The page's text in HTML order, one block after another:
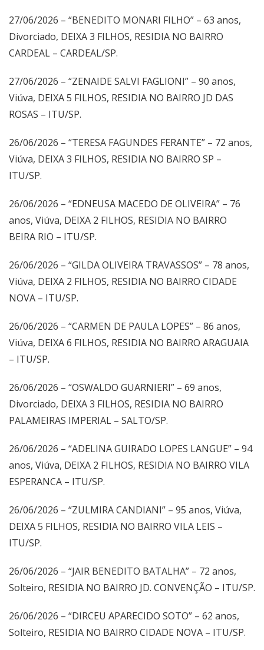
27/06/2026 – “BENEDITO MONARI FILHO” – 63 anos,
Divorciado, DEIXA 3 FILHOS, RESIDIA NO BAIRRO
CARDEAL – CARDEAL/SP.
27/06/2026 – “ZENAIDE SALVI FAGLIONI” – 90 anos,
Viúva, DEIXA 5 FILHOS, RESIDIA NO BAIRRO JD DAS
ROSAS – ITU/SP.
26/06/2026 – “TERESA FAGUNDES FERANTE” – 72 anos,
Viúva, DEIXA 3 FILHOS, RESIDIA NO BAIRRO SP –
ITU/SP.
26/06/2026 – “EDNEUSA MACEDO DE OLIVEIRA” – 76
anos, Viúva, DEIXA 2 FILHOS, RESIDIA NO BAIRRO
BEIRA RIO – ITU/SP.
26/06/2026 – “GILDA OLIVEIRA TRAVASSOS” – 78 anos,
Viúva, DEIXA 2 FILHOS, RESIDIA NO BAIRRO CIDADE
NOVA – ITU/SP.
26/06/2026 – “CARMEN DE PAULA LOPES” – 86 anos,
Viúva, DEIXA 6 FILHOS, RESIDIA NO BAIRRO ARAGUAIA
– ITU/SP.
26/06/2026 – “OSWALDO GUARNIERI” – 69 anos,
Divorciado, DEIXA 3 FILHOS, RESIDIA NO BAIRRO
PALAMEIRAS IMPERIAL – SALTO/SP.
26/06/2026 – “ADELINA GUIRADO LOPES LANGUE” – 94
anos, Viúva, DEIXA 2 FILHOS, RESIDIA NO BAIRRO VILA
ESPERANCA – ITU/SP.
26/06/2026 – “ZULMIRA CANDIANI” – 95 anos, Viúva,
DEIXA 5 FILHOS, RESIDIA NO BAIRRO VILA LEIS –
ITU/SP.
26/06/2026 – “JAIR BENEDITO BATALHA” – 72 anos,
Solteiro, RESIDIA NO BAIRRO JD. CONVENÇÃO – ITU/SP.
26/06/2026 – “DIRCEU APARECIDO SOTO” – 62 anos,
Solteiro, RESIDIA NO BAIRRO CIDADE NOVA – ITU/SP.